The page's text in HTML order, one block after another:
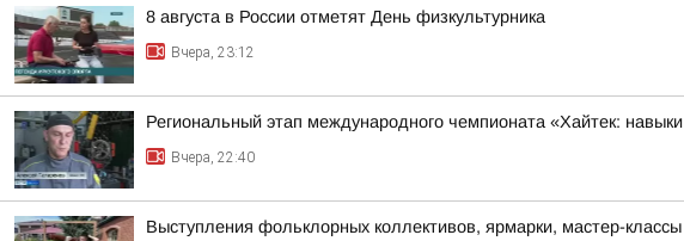
8 августа в России отметят День физкультурника
Вчера, 23:12
Региональный этап международного чемпионата «Хайтек:
Вчера, 22:40
Выступления фольклорных коллективов, ярмарки, мастер-классы